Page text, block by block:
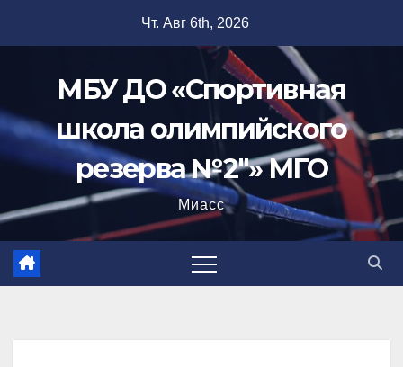
Чт. Авг 6th, 2026
МБУ ДО «Спортивная
школа олимпийского
резерва №2"» МГО
Миасс